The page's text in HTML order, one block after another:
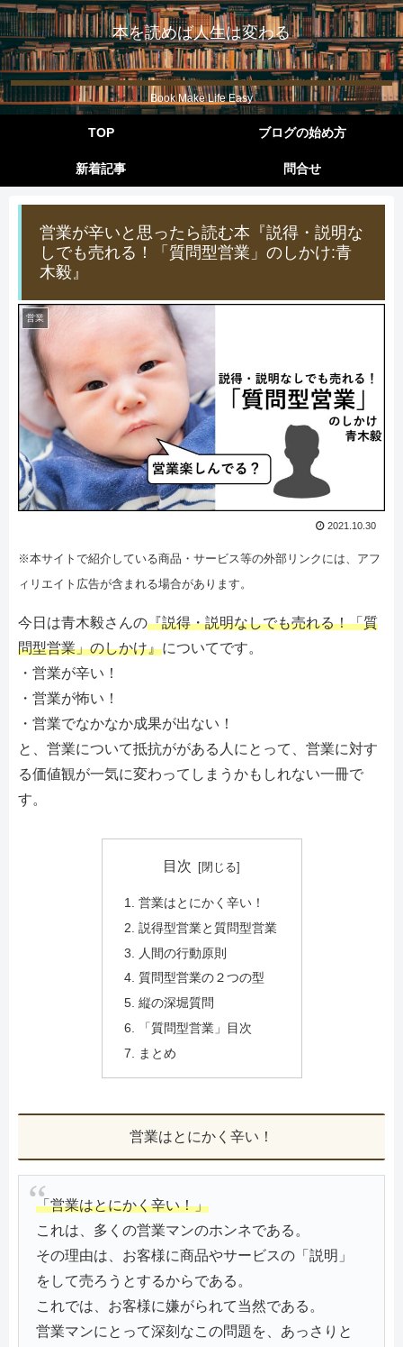
本を読めば人生は変わる
Book Make Life Easy
TOP ブログの始め方
新着記事 問合せ
営業が辛いと思ったら読む本『説得・説明な
しでも売れる！「質問型営業」のしかけ:青
木毅』
営業
2021.10.30
※本サイトで紹介している商品・サービス等の外部リンクには、アフ
ィリエイト広告が含まれる場合があります。
今日は青木毅さんの『説得・説明なしでも売れる！「質
問型営業」のしかけ』についてです。
・営業が辛い！
・営業が怖い！
・営業でなかなか成果が出ない！
と、営業について抵抗ががある人にとって、営業に対す
る価値観が一気に変わってしまうかもしれない一冊で
す。
目次
営業はとにかく辛い！
説得型営業と質問型営業
人間の行動原則
質問型営業の２つの型
縦の深堀質問
「質問型営業」目次
まとめ
営業はとにかく辛い！
「営業はとにかく辛い！」
これは、多くの営業マンのホンネである。
その理由は、お客様に商品やサービスの「説明」
をして売ろうとするからである。
これでは、お客様に嫌がられて当然である。
営業マンにとって深刻なこの問題を、あっさりと